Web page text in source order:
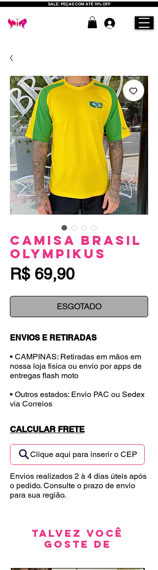
SALE: PEÇAS COM ATÉ 70% OFF
Camisa Brasil
Olympikus
R$ 69,90Preço
ESGOTADO
ENVIOS E RETIRADAS
• CAMPINAS: Retiradas em mãos em
nossa loja física ou envio por apps de
entregas flash moto
• Outros estados: Envio PAC ou Sedex
via Correios
CALCULAR FRETE
Clique aqui para inserir o CEP
Envios realizados 2 à 4 dias úteis após
o pedido. Consulte o prazo de envio
para sua região.
Talvez você
goste de